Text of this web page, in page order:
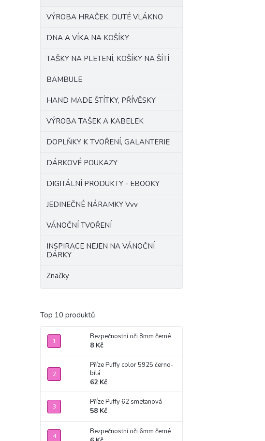
VÝROBA HRAČEK, DUTÉ VLÁKNO
DNA A VÍKA NA KOŠÍKY
TAŠKY NA PLETENÍ, KOŠÍKY NA ŠÍTÍ
BAMBULE
HAND MADE ŠTÍTKY, PŘÍVĚSKY
VÝROBA TAŠEK A KABELEK
DOPLŇKY K TVOŘENÍ, GALANTERIE
DÁRKOVÉ POUKAZY
DIGITÁLNÍ PRODUKTY - EBOOKY
JEDINEČNÉ NÁRAMKY Vvv
VÁNOČNÍ TVOŘENÍ
INSPIRACE NEJEN NA VÁNOČNÍ
DÁRKY
Značky
Top 10 produktů
Bezpečnostní oči 8mm černé
8 Kč
Příze Puffy color 5925 černo-
bílá
62 Kč
Příze Puffy 62 smetanová
58 Kč
Bezpečnostní oči 6mm černé